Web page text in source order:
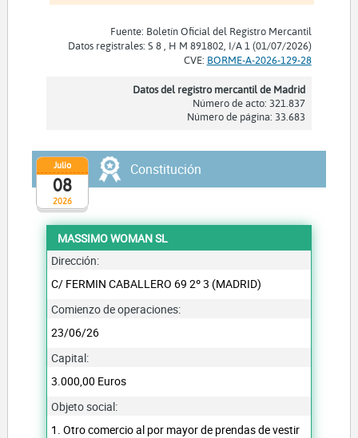
Fuente: Boletín Oficial del Registro Mercantil
Datos registrales: S 8 , H M 891802, I/A 1 (01/07/2026)
CVE: BORME-A-2026-129-28
Datos del registro mercantil de Madrid
Número de acto: 321.837
Número de página: 33.683
2026
Julio
08
Constitución
MASSIMO WOMAN SL
Dirección:
C/ FERMIN CABALLERO 69 2º 3 (MADRID)
Comienzo de operaciones:
23/06/26
Capital:
3.000,00 Euros
Objeto social:
1. Otro comercio al por mayor de prendas de vestir